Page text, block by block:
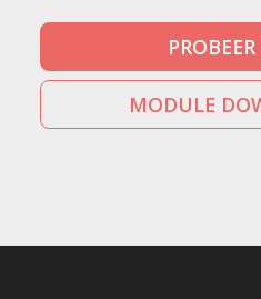
MODULE